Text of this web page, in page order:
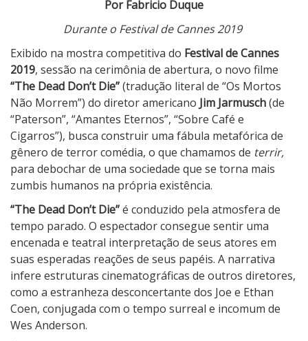
o
s
N
ã
o
M
o
r
r
m
Por Fabricio Duque
Durante o Festival de Cannes 2019
Exibido na mostra competitiva do Festival de Cannes
2019, sessão na cerimônia de abertura, o novo filme
“The Dead Don’t Die”(tradução literal de “Os Mortos
Não Morrem”) do diretor americano Jim Jarmusch(de
“Paterson”, “Amantes Eternos”, “Sobre Café e
Cigarros”), busca construir uma fábula metafórica de
gênero de terror comédia, o que chamamos de terrir,
para debochar de uma sociedade que se torna mais
zumbis humanos na própria existência.
“The Dead Don’t Die”é conduzido pela atmosfera de
tempo parado. O espectador consegue sentir uma
encenada e teatral interpretação de seus atores em
suas esperadas reações de seus papéis. A narrativa
infere estruturas cinematográficas de outros diretores,
como a estranheza desconcertante dos Joe e Ethan
Coen, conjugada com o tempo surreal e incomum de
Wes Anderson.